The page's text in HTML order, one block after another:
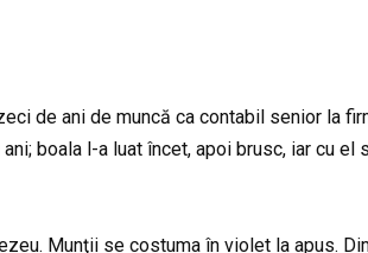
de ani de muncă ca contabil senior la
boala l-a luat încet, apoi brusc, iar cu el
Munţii se costuma în violet la apus.